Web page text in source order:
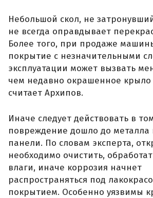
Небольшой скол, не
не всегда оправдывает
Более того, при продаже
покрытие с незначительными
эксплуатации может вызвать
чем недавно окрашенное крыло
считает Архипов.
Иначе следует действовать в
повреждение дошло до металла
панели. По словам эксперта,
необходимо очистить,
влаги, иначе коррозия начнет
распространяться под
покрытием. Особенно уязвимы